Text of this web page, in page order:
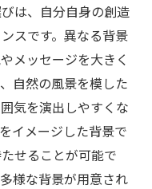
は、自分自身の創造
スです。異なる背景
メッセージを大きく
自然の風景を模した
気を演出しやすくな
イメージした背景で
せることが可能で
様な背景が用意され